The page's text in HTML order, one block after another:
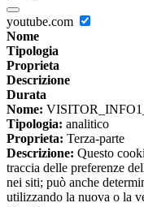
youtube.com
Nome
Tipologia
Proprieta
Descrizione
Durata
Nome:
Tipologia: analitico
Proprieta: Terza-parte
Descrizione: Questo
traccia delle preferenze
nei siti; può anche
utilizzando la nuova o la